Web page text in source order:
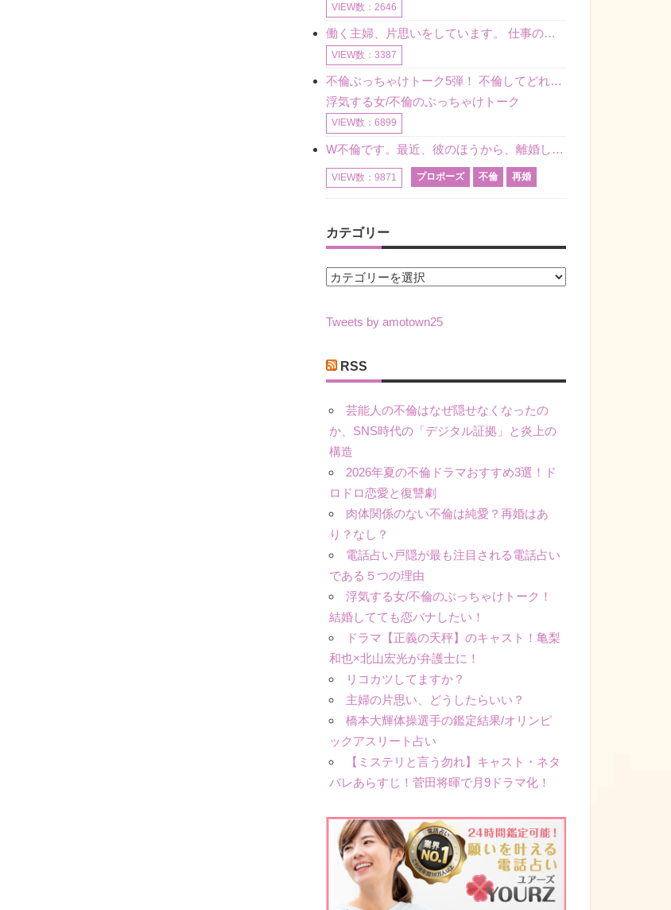
VIEW数：2646
働く主婦、片思いをしています。 仕事の相談をしていくうちに、彼のことを好きになりました。私には夫も子供もいます。不倫をしているわけでもなく、もちろん、この気持ちは誰にも話していません。 ラインをする関
VIEW数：3387
不倫ぶっちゃけトーク5弾！ 不倫してどれくらい？ 不倫のあれこれを、なんでもどうぞ♪♪
浮気する女/不倫のぶっちゃけトーク
VIEW数：6899
W不倫です。最近、彼のほうから、離婚して再婚しよう、と言ってきました。ハッキリいうと、そこまでは考えていませんでした。彼を好きな気持ちはあるし、彼なしの生活は考えられません。だけど、離婚して再婚すると
VIEW数：9871 プロポーズ 不倫 再婚
カテゴリー
カ
ゴ
ー
Tweets by amotown25
RSS
芸能人の不倫はなぜ隠せなくなったの
か、SNS時代の「デジタル証拠」と炎上の
構造
2026年夏の不倫ドラマおすすめ3選！ド
ロドロ恋愛と復讐劇
肉体関係のない不倫は純愛？再婚はあ
り？なし？
電話占い戸隠が最も注目される電話占い
である５つの理由
浮気する女/不倫のぶっちゃけトーク！
結婚してても恋バナしたい！
ドラマ【正義の天秤】のキャスト！亀梨
和也×北山宏光が弁護士に！
リコカツしてますか？
主婦の片思い、どうしたらいい？
橋本大輝体操選手の鑑定結果/オリンピ
ックアスリート占い
【ミステリと言う勿れ】キャスト・ネタ
バレあらすじ！菅田将暉で月9ドラマ化！